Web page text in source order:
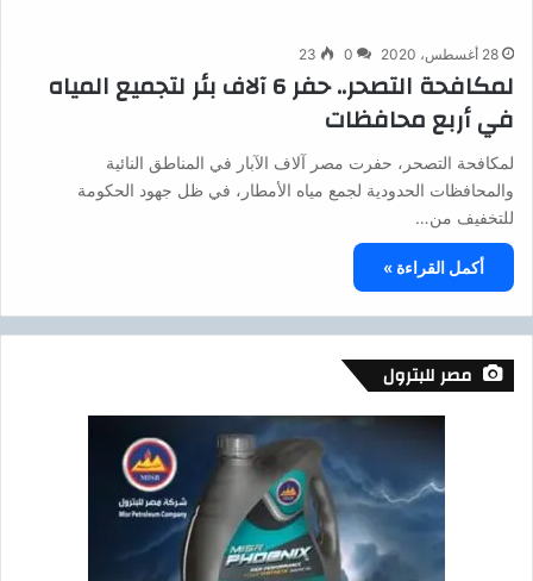
28 أغسطس، 2020 0
23
لمكافحة التصحر.. حفر 6 آلاف بئر لتجميع المياه
في أربع محافظات
لمكافحة التصحر، حفرت مصر آلاف الآبار في المناطق النائية
والمحافظات الحدودية لجمع مياه الأمطار، في ظل جهود الحكومة
للتخفيف من…
أكمل القراءة »
مصر للبترول